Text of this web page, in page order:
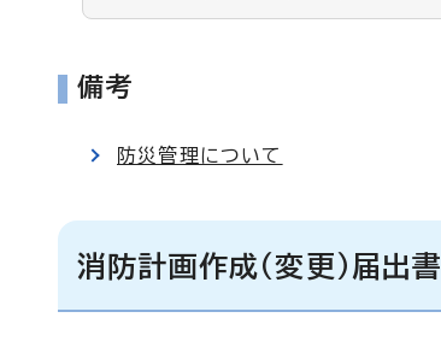
備考
防災管理について
消防計画作成（変更）届出書